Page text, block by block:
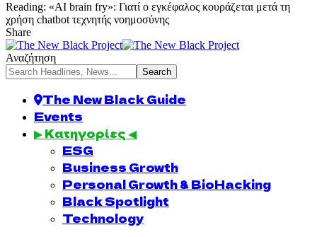
Reading: «AI brain fry»: Γιατί ο εγκέφαλος κουράζεται μετά τη
χρήση chatbot τεχνητής νοημοσύνης
Share
Αναζήτηση
The New Black Guide
Events
▶ Κατηγορίες ◀
ESG
Business Growth
Personal Growth & BioHacking
Black Spotlight
Technology